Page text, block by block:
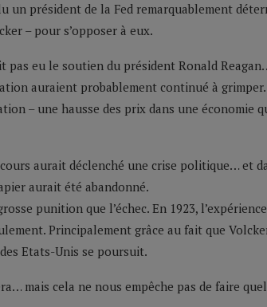
un président de la Fed remarquablement
– pour s’opposer à eux.
pas eu le soutien du président Ronald
auraient probablement continué à grimper.
– une hausse des prix dans une économie
aurait déclenché une crise politique… et
aurait été abandonné.
punition que l’échec. En 1923,
Principalement grâce au fait que
Etats-Unis se poursuit.
mais cela ne nous empêche pas de faire